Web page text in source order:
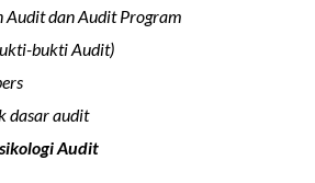
Audit dan Audit Program
bukti Audit)
dasar audit
Audit